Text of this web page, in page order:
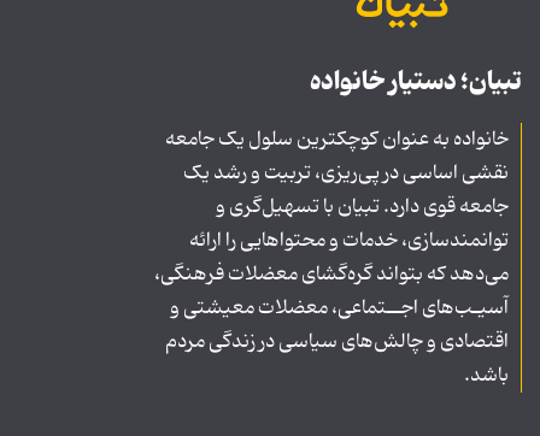
تبیان؛ دستیار خانواده
خانواده به عنوان کوچکترین سلول یک جامعه
نقشی اساسی در پی‌ریزی، تربیت و رشد یک
جامعه قوی دارد. تبیان با تسهیل‌گری و
توانمندسازی، خدمات و محتواهایی را ارائه
می‌دهد که بتواند گره‌گشای معضلات فرهنگی،
آسیـب‌های اجــتماعی، معضلات معیشتی و
اقتصادی و چالش‌های سیاسی در زندگی مردم
باشد.